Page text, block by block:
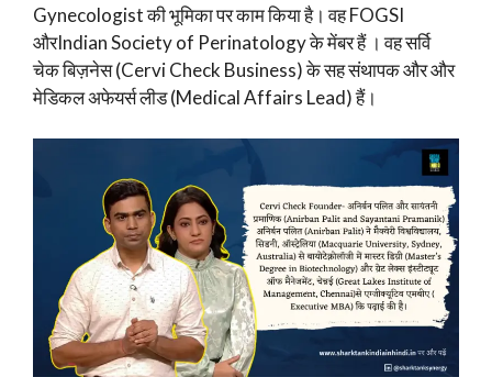
Gynecologist की भूमिका पर काम किया है। वह FOGSI
औरIndian Society of Perinatology के मेंबर हैं । वह सर्वि
चेक बिज़नेस (Cervi Check Business) के सह संथापक और और
मेडिकल अफेयर्स लीड (Medical Affairs Lead) हैं।